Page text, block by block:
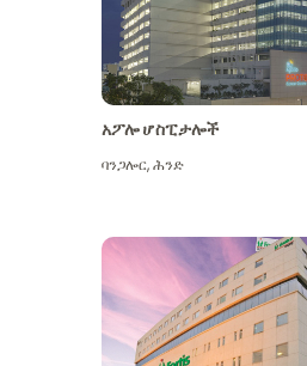
አፖሎ ሆስፒታሎች
ባንጋሎር,ሕንድ